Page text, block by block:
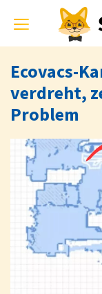
Toggle
navigation
Ecovacs-
verdreht,
Problem